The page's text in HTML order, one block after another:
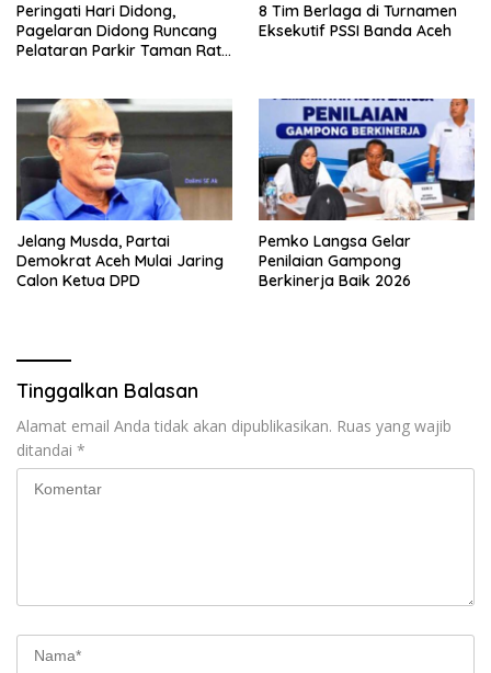
Peringati Hari Didong,
Pagelaran Didong Runcang
Pelataran Parkir Taman Ratu
8 Tim Berlaga di Turnamen
Eksekutif PSSI Banda Aceh
Jelang Musda, Partai
Demokrat Aceh Mulai Jaring
Calon Ketua DPD
Pemko Langsa Gelar
Penilaian Gampong
Berkinerja Baik 2026
Tinggalkan Balasan
Alamat email Anda tidak akan dipublikasikan. Ruas yang wajib
ditandai *